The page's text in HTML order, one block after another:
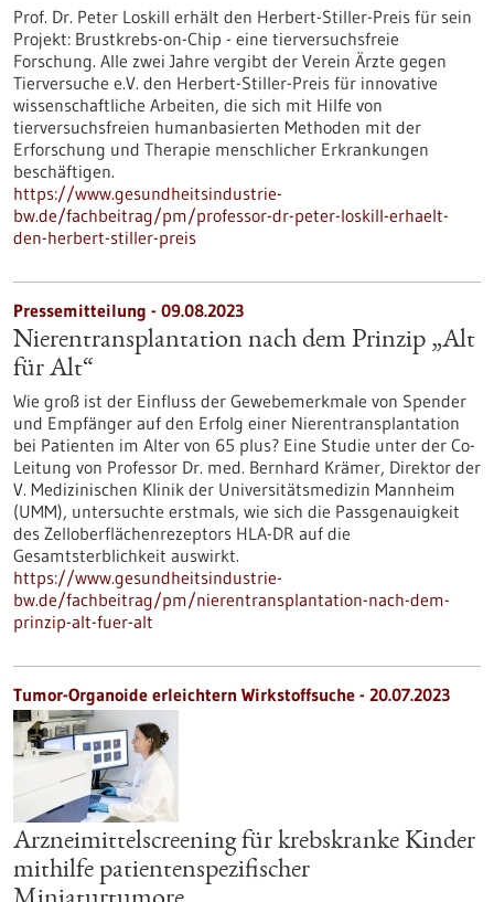
Prof. Dr. Peter Loskill erhält den Herbert-Stiller-Preis für sein
Projekt: Brustkrebs-on-Chip - eine tierversuchsfreie
Forschung. Alle zwei Jahre vergibt der Verein Ärzte gegen
Tierversuche e.V. den Herbert-Stiller-Preis für innovative
wissenschaftliche Arbeiten, die sich mit Hilfe von
tierversuchsfreien humanbasierten Methoden mit der
Erforschung und Therapie menschlicher Erkrankungen
beschäftigen.
https://www.gesundheitsindustrie-
bw.de/fachbeitrag/pm/professor-dr-peter-loskill-erhaelt-
den-herbert-stiller-preis
Pressemitteilung - 09.08.2023
Nierentransplantation nach dem Prinzip „Alt
für Alt“
Wie groß ist der Einfluss der Gewebemerkmale von Spender
und Empfänger auf den Erfolg einer Nierentransplantation
bei Patienten im Alter von 65 plus? Eine Studie unter der Co-
Leitung von Professor Dr. med. Bernhard Krämer, Direktor der
V. Medizinischen Klinik der Universitätsmedizin Mannheim
(UMM), untersuchte erstmals, wie sich die Passgenauigkeit
des Zelloberflächenrezeptors HLA-DR auf die
Gesamtsterblichkeit auswirkt.
https://www.gesundheitsindustrie-
bw.de/fachbeitrag/pm/nierentransplantation-nach-dem-
prinzip-alt-fuer-alt
Tumor-Organoide erleichtern Wirkstoffsuche - 20.07.2023
Arzneimittelscreening für krebskranke Kinder
mithilfe patientenspezifischer